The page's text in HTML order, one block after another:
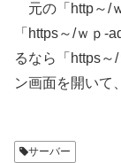
元の「http～/
「https～/ｗｐ-
るなら「https～
ン画面を開いて
サーバー